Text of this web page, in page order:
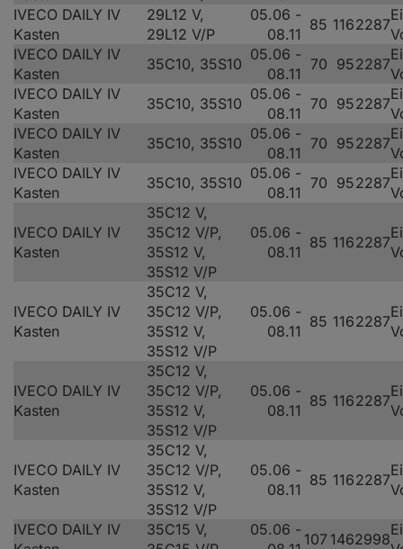
IVECO DAILY IV
Kasten
29L12 V,
29L12 V/P
05.06 -
08.11
85 1162287
IVECO DAILY IV
Kasten
35C10, 35S10
05.06 -
08.11
70 952287
IVECO DAILY IV
Kasten
35C10, 35S10
05.06 -
08.11
70 952287
IVECO DAILY IV
Kasten
35C10, 35S10
05.06 -
08.11
70 952287
IVECO DAILY IV
Kasten
35C10, 35S10
05.06 -
08.11
70 952287
IVECO DAILY IV
Kasten
35C12 V,
35C12 V/P,
35S12 V,
35S12 V/P
05.06 -
08.11
85 1162287
IVECO DAILY IV
Kasten
35C12 V,
35C12 V/P,
35S12 V,
35S12 V/P
05.06 -
08.11
85 1162287
IVECO DAILY IV
Kasten
35C12 V,
35C12 V/P,
35S12 V,
35S12 V/P
05.06 -
08.11
85 1162287
IVECO DAILY IV
Kasten
35C12 V,
35C12 V/P,
35S12 V,
35S12 V/P
05.06 -
08.11
85 1162287
IVECO DAILY IV
35C15 V,
05.06 -
107 1462998